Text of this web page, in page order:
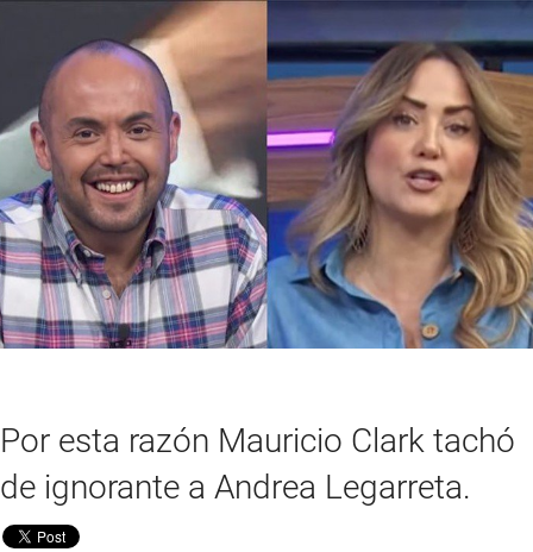
Por esta razón Mauricio Clark tachó
de ignorante a Andrea Legarreta.